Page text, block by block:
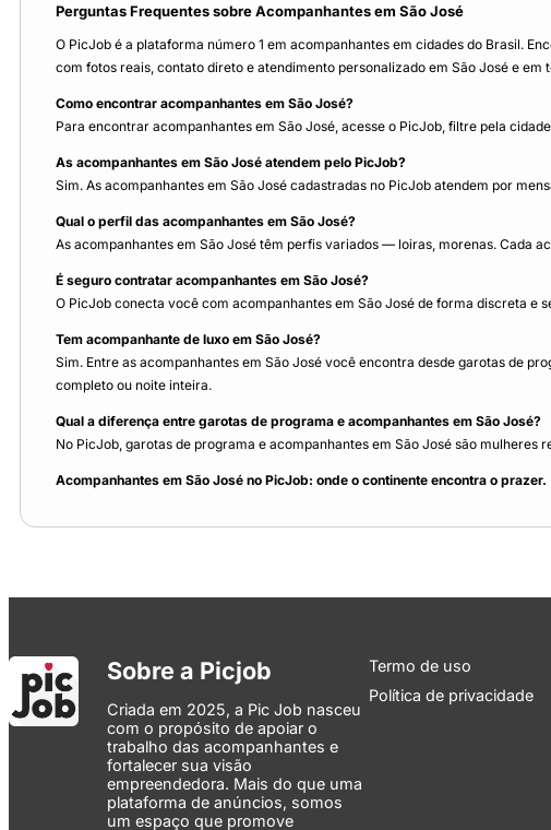
Perguntas Frequentes sobre Acompanhantes em São José
O PicJob é a plataforma número 1 em acompanhantes em cidades do Brasil.
com fotos reais, contato direto e atendimento personalizado em São José e em
Como encontrar acompanhantes em São José?
Para encontrar acompanhantes em São José, acesse o PicJob, filtre pela
As acompanhantes em São José atendem pelo PicJob?
Sim. As acompanhantes em São José cadastradas no PicJob atendem por
Qual o perfil das acompanhantes em São José?
As acompanhantes em São José têm perfis variados — loiras, morenas. Cada
É seguro contratar acompanhantes em São José?
O PicJob conecta você com acompanhantes em São José de forma discreta e
Tem acompanhante de luxo em São José?
Sim. Entre as acompanhantes em São José você encontra desde garotas de
completo ou noite inteira.
Qual a diferença entre garotas de programa e acompanhantes em São José?
No PicJob, garotas de programa e acompanhantes em São José são
Acompanhantes em São José no PicJob: onde o continente encontra o prazer.
Sobre a Picjob
Criada em 2025, a Pic Job nasceu
com o propósito de apoiar o
trabalho das acompanhantes e
fortalecer sua visão
empreendedora. Mais do que uma
plataforma de anúncios, somos
um espaço que promove
Termo de uso
Política de privacidade